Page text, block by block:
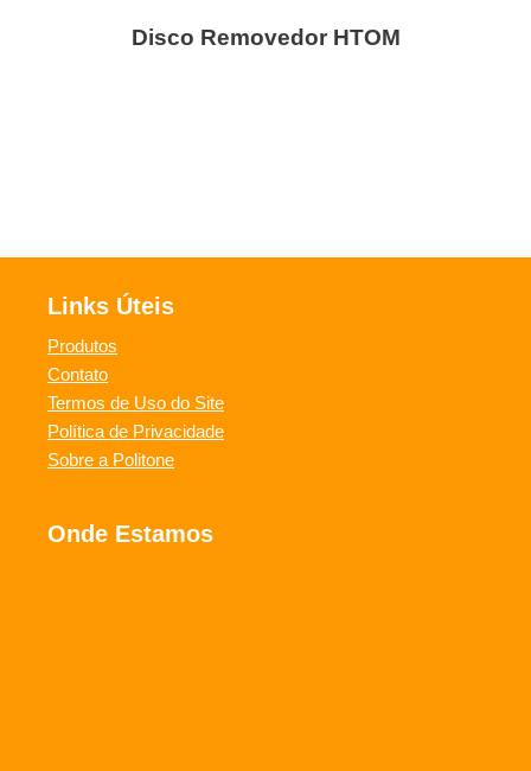
Disco Removedor HTOM
Links Úteis
Produtos
Contato
Termos de Uso do Site
Política de Privacidade
Sobre a Politone
Onde Estamos